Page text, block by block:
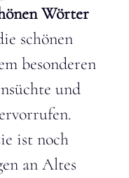
Wörter
schönen
besonderen
und
ist noch
an Altes